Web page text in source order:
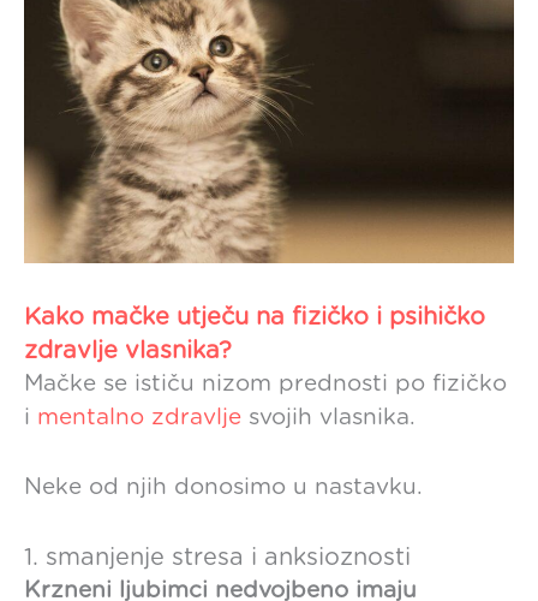
Kako mačke utječu na fizičko i psihičko
zdravlje vlasnika?
Mačke se ističu nizom prednosti po fizičko
i mentalno zdravlje svojih vlasnika.
Neke od njih donosimo u nastavku.
1. smanjenje stresa i anksioznosti
Krzneni ljubimci nedvojbeno imaju